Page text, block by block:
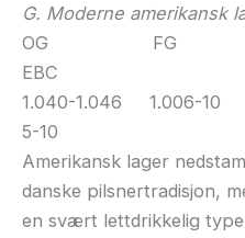
G. Moderne amerikansk
OG FG
EBC
1.040-1.046
5-10
Amerikansk lager
danske pilsnertradisjon,
en svært lettdrikkelig